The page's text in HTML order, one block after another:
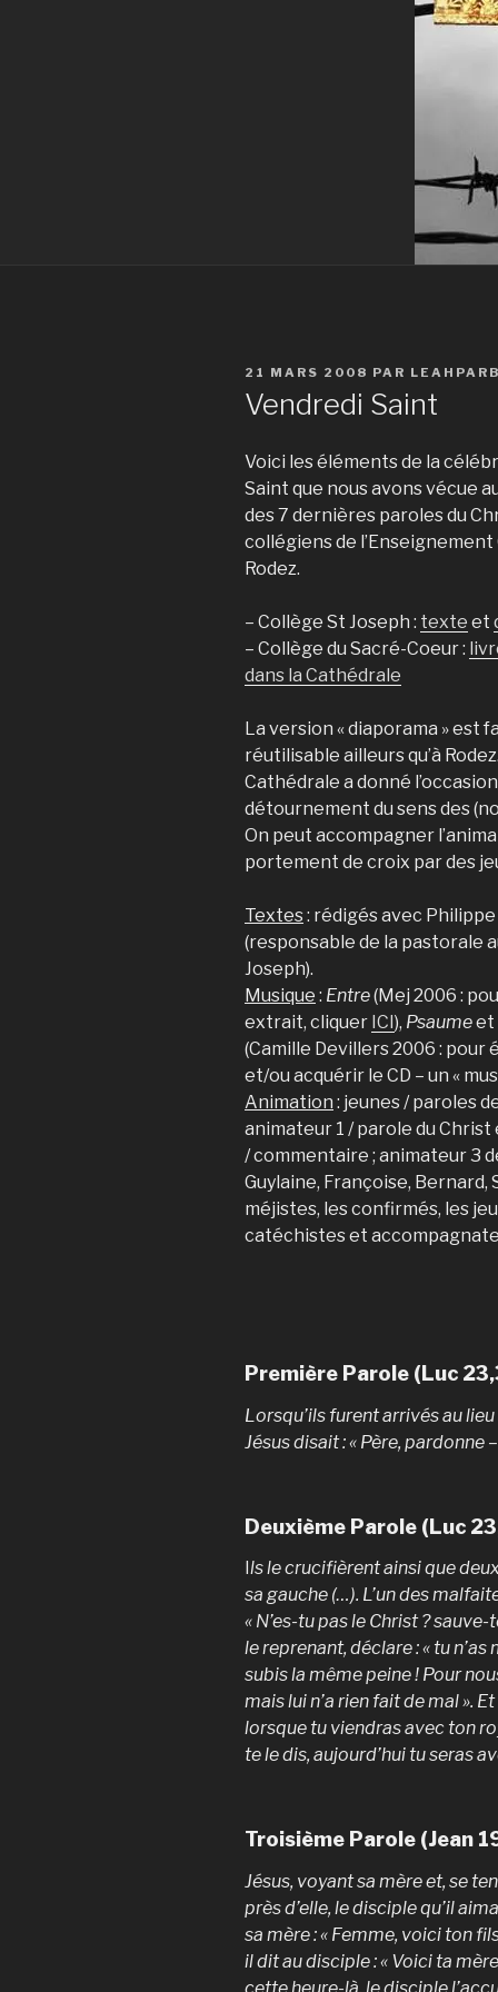
PUBLIÉ
21 MARS 2008 PAR
Vendredi Saint
Voici les éléments de la
Saint que nous avons vécue
des 7 dernières paroles du
collégiens de l’Enseignement
Rodez.
– Collège St Joseph : texte et
– Collège du Sacré-Coeur :
dans la Cathédrale
La version « diaporama » est
réutilisable ailleurs qu’à
Cathédrale a donné
détournement du sens des
On peut accompagner
portement de croix par des
Textes: rédigés avec
(responsable de la pastorale
Joseph).
Musique : Entre(Mej 2006 :
extrait, cliquer ICI ), Psaumeet
(Camille Devillers 2006 :
et/ou acquérir le CD – un «
Animation : jeunes / paroles
animateur 1 / parole du
/ commentaire ; animateur 3
Guylaine, Françoise, Bernard,
méjistes, les confirmés, les
catéchistes et
Première Parole (Luc
Lorsqu’ils furent arrivés au
Jésus disait : « Père, pardonne
Deuxième Parole (Luc
ls le crucifièrent ainsi que
sa gauche (…). L’un des
« N’es-tu pas le Christ ?
le reprenant, déclare : « tu
subis la même peine ! Pour
mais lui n’a rien fait de mal ».
lorsque tu viendras avec ton
te le dis, aujourd’hui tu seras
Troisième Parole (Jean
Jésus, voyant sa mère et, se
près d’elle, le disciple qu’il
sa mère : « Femme, voici ton
il dit au disciple : « Voici ta